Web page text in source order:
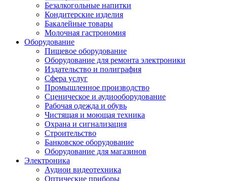
Безалкогольные напитки
Кондитерские изделия
Бакалейные товары
Молочная гастрономия
Оборудование
Пищевое оборудование
Оборудование для ремонта электроники
Издательство и полиграфия
Сфера услуг
Промышленное производство
Сценическое и аудиооборудование
Рабочая одежда и обувь
Чистящая и моющая техника
Охрана и сигнализация
Строительство
Банковское оборудование
Оборудование для магазинов
Электроника
Аудиои видеотехника
Оптические приборы